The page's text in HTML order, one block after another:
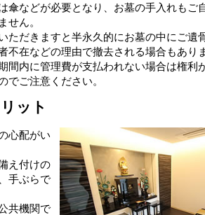
傘などが必要となり、お墓の手入れもご
せん。
ただきますと半永久的にお墓の中にご遺
不在などの理由で撤去される場合もあり
間内に管理費が支払われない場合は権利
でご注意ください。
ット
心配がい
え付けの
手ぶらで
共機関で